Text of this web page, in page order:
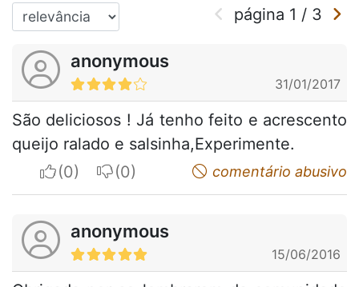
página 1 / 3
anonymous
31/01/2017
São deliciosos ! Já tenho feito e acrescento
queijo ralado e salsinha,Experimente.
I apreciateI do not appreciatecomentário abusivo
anonymous
15/06/2016